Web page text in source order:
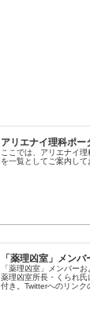
アリエナイ理科ポー
ここでは、アリエナイ
を一覧としてご案内して
「薬理凶室」メン
「薬理凶室」メンバー
薬理凶室所長・くられ
付き。Twitterへのリン